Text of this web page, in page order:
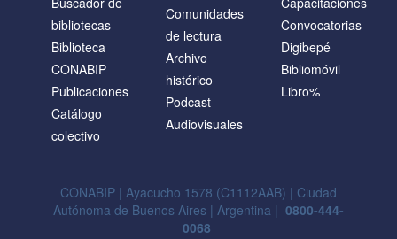
bibliotecas
Biblioteca
CONABIP
Publicaciones
Catálogo
colectivo
Comunidades
de lectura
Archivo
histórico
Podcast
Audiovisuales
Convocatorias
Digibepé
Bibliomóvil
Libro%
CONABIP | Ayacucho 1578 (C1112AAB) | Ciudad
Autónoma de Buenos Aires | Argentina | 0800-444-
0068